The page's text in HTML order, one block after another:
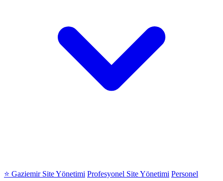
⭐ Gaziemir Site Yönetimi Profesyonel Site Yönetimi Personel